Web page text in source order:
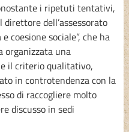
i ripetuti tentativi,
dell’assessorato
coesione sociale”, che ha
organizzata una
il criterio qualitativo,
in controtendenza con la
di raccogliere molto
discusso in sedi